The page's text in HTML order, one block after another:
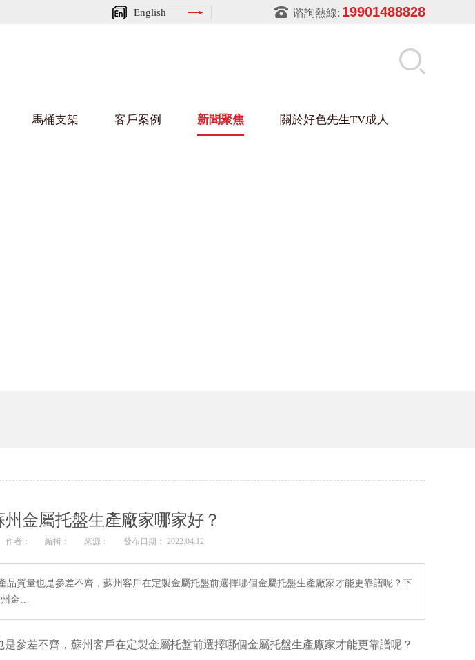
谘詢熱線: 19901488828
English
馬桶支架 客戶案例 新聞聚焦 關於好色先生TV成人
州金屬托盤生產廠家哪家好？
作者： 編輯： 來源： 發布日期： 2022.04.12
品質量也是參差不齊，蘇州客戶在定製金屬托盤前選擇哪個金屬托盤生產廠家才能更靠譜呢？下
州金…
參差不齊，蘇州客戶在定製金屬托盤前選擇哪個金屬托盤生產廠家才能更靠譜呢？